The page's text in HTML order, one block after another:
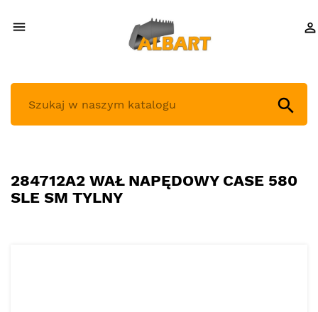
 

284712A2 WAŁ NAPĘDOWY CASE 580
SLE SM TYLNY